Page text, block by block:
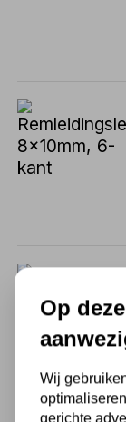
Op
Wij
gerichte